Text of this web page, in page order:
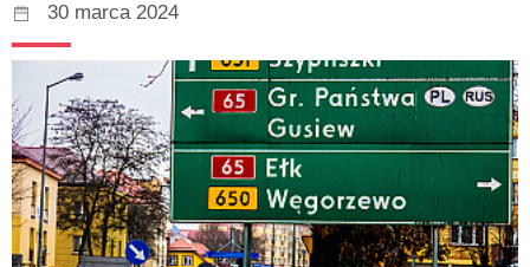
30 marca 2024